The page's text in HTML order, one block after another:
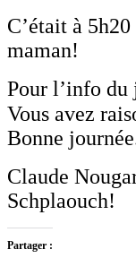
C’était à
maman!
Pour l’info du
Vous avez
Bonne
Claude
Schplaouch!
Partager :